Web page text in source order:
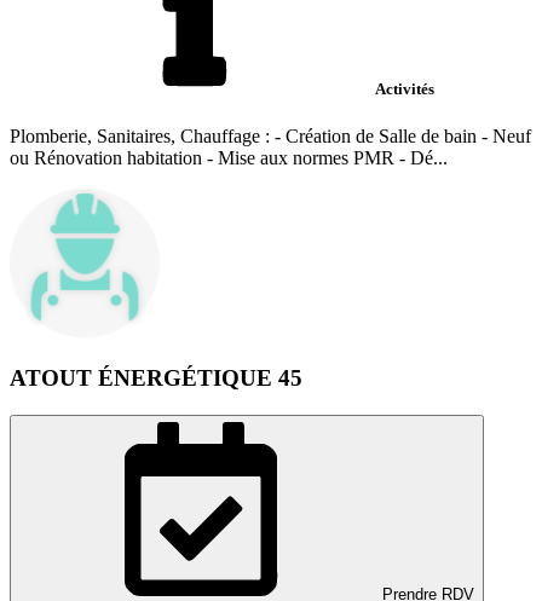
Activités
Plomberie, Sanitaires, Chauffage : - Création de Salle de bain - Neuf
ou Rénovation habitation - Mise aux normes PMR - Dé...
ATOUT ÉNERGÉTIQUE 45
Prendre RDV